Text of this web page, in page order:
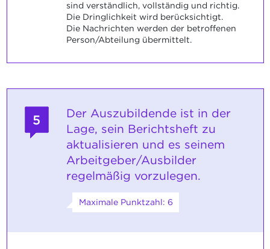
sind verständlich, vollständig und richtig.
Die Dringlichkeit wird berücksichtigt.
Die Nachrichten werden der betroffenen
Person/Abteilung übermittelt.
5
Der Auszubildende ist in der
Lage, sein Berichtsheft zu
aktualisieren und es seinem
Arbeitgeber/Ausbilder
regelmäßig vorzulegen.
Maximale Punktzahl: 6